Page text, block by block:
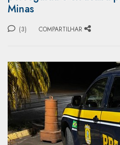
Minas
(3) COMPARTILHAR